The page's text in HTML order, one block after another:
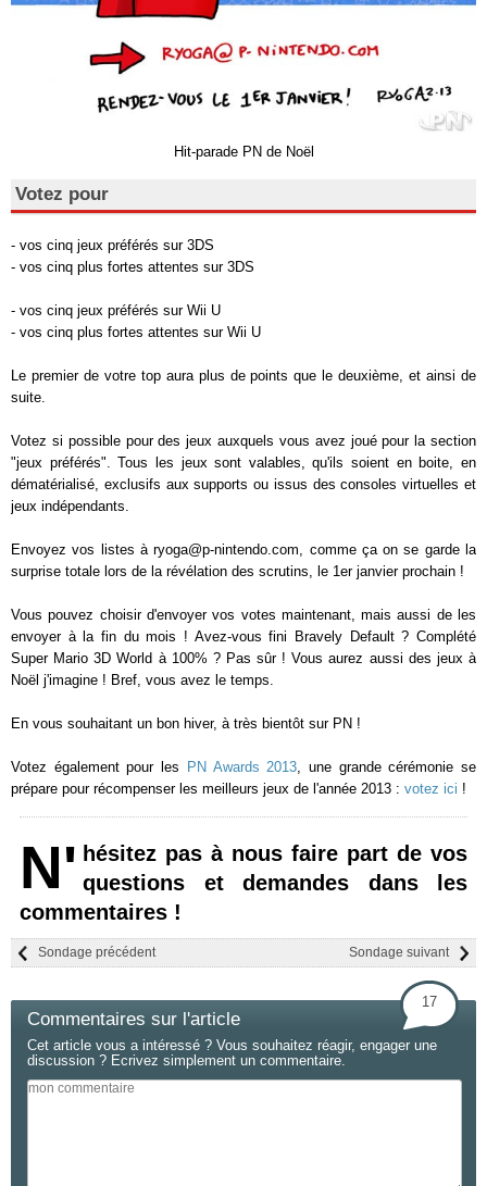
Hit-parade PN de Noël
Votez pour
- vos cinq jeux préférés sur 3DS
- vos cinq plus fortes attentes sur 3DS
- vos cinq jeux préférés sur Wii U
- vos cinq plus fortes attentes sur Wii U
Le premier de votre top aura plus de points que le deuxième, et ainsi de
suite.
Votez si possible pour des jeux auxquels vous avez joué pour la section
"jeux préférés". Tous les jeux sont valables, qu'ils soient en boite, en
dématérialisé, exclusifs aux supports ou issus des consoles virtuelles et
jeux indépendants.
Envoyez vos listes à ryoga@p-nintendo.com , comme ça on se garde la
surprise totale lors de la révélation des scrutins, le 1er janvier prochain !
Vous pouvez choisir d'envoyer vos votes maintenant, mais aussi de les
envoyer à la fin du mois ! Avez-vous fini Bravely Default ? Complété
Super Mario 3D World à 100% ? Pas sûr ! Vous aurez aussi des jeux à
Noël j'imagine ! Bref, vous avez le temps.
En vous souhaitant un bon hiver, à très bientôt sur PN !
Votez également pour les PN Awards 2013 , une grande cérémonie se
prépare pour récompenser les meilleurs jeux de l'année 2013 : votez ici !
N' hésitez pas à nous faire part de vos
questions et demandes dans les
commentaires !
Sondage suivant
Sondage précédent
Commentaires sur l'article
17
Cet article vous a intéressé ? Vous souhaitez réagir, engager une
discussion ? Ecrivez simplement un commentaire.